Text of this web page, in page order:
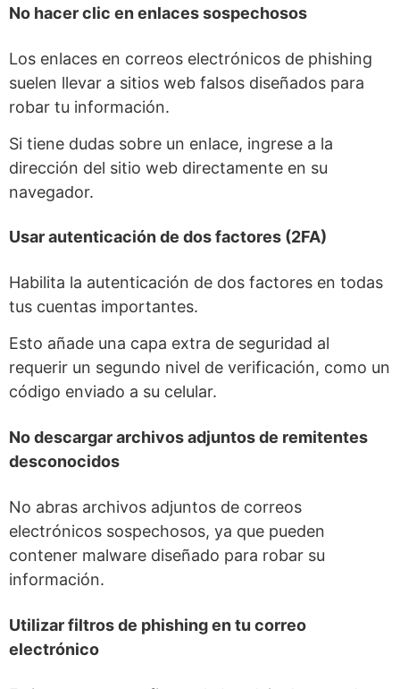
No hacer clic en enlaces sospechosos
Los enlaces en correos electrónicos de phishing
suelen llevar a sitios web falsos diseñados para
robar tu información.
Si tiene dudas sobre un enlace, ingrese a la
dirección del sitio web directamente en su
navegador.
Usar autenticación de dos factores (2FA)
Habilita la autenticación de dos factores en todas
tus cuentas importantes.
Esto añade una capa extra de seguridad al
requerir un segundo nivel de verificación, como un
código enviado a su celular.
No descargar archivos adjuntos de remitentes
desconocidos
No abras archivos adjuntos de correos
electrónicos sospechosos, ya que pueden
contener malware diseñado para robar su
información.
Utilizar filtros de phishing en tu correo
electrónico